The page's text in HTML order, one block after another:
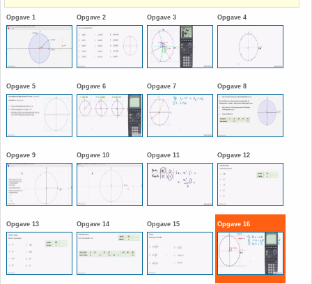
Opgave 1 Opgave 2 Opgave 3 Opgave 4
Opgave 5 Opgave 6 Opgave 7 Opgave 8
Opgave 9 Opgave 10 Opgave 11 Opgave 12
Opgave 13 Opgave 14 Opgave 15 Opgave 16
HAVO 4B - Hoofdstuk 5 - Machten, exponenten
en logaritmen
HAVO 4B - Hoofdstuk 6 - De afgeleide functie
HAVO 5B - Hoofdstuk 7 - Lijnen en cirkels
HAVO 5B - Hoofdstuk 8 - Goniometrie
HAVO 5B - Hoofdstuk 9 - Exponentiële verbanden
HAVO 5B - Hoofdstuk 10 - Meetkundige
berekeningen
VWO
12. Inhoud kegel
13. Inhoud piramide
14. Inhoud prisma
15. Lijn door 2 gegeven punten
16. Logaritmen
17. Machten
18. Matrices
19. Omtrek cirkel